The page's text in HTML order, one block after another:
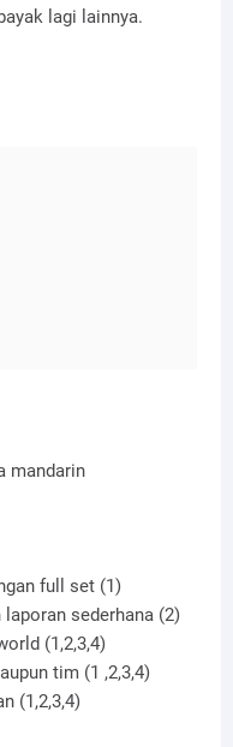
lagi lainnya.
mandarin
full set (1)
sederhana (2)
(1,2,3,4)
tim (1 ,2,3,4)
(1,2,3,4)